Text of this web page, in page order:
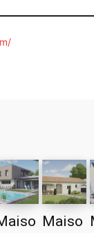
Maiso